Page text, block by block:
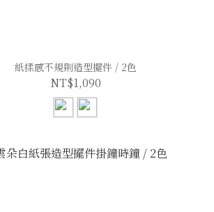
紙揉感不規則造型擺件 / 2色
NT$1,090